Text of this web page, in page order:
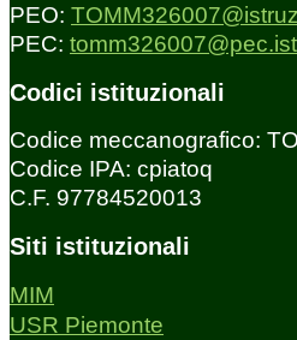
PEO:
PEC:
Codici istituzionali
Codice meccanografico:
Codice IPA: cpiatoq
C.F. 97784520013
Siti istituzionali
MIM
USR Piemonte